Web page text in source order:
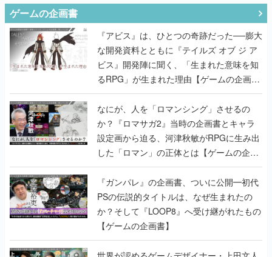
ゲームの企画書
『アビス』は、ひとつの奇跡だった──膨大
な開発資料とともに『テイルズ オブ ジ ア
ビス』開発陣に聞く、「生まれた意味を知
るRPG」が生まれた理由【ゲームの企画
書】
なにが、人を「ロマンシング」させるの
か？『ロマサガ2』当時の企画書とキャラ
設定画から迫る、河津秋敏がRPGに生み出
した「ロマン」の正体とは【ゲームの企画
書】
『ガンパレ』の企画書、ついに公開━初代
PSの伝説的タイトルは、なぜ生まれたの
か？そして『LOOP8』へ受け継がれたもの
【ゲームの企画書】